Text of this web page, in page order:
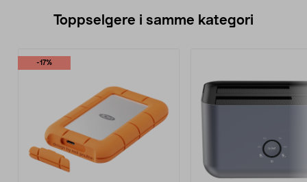
Toppselgere i samme kategori
-17%